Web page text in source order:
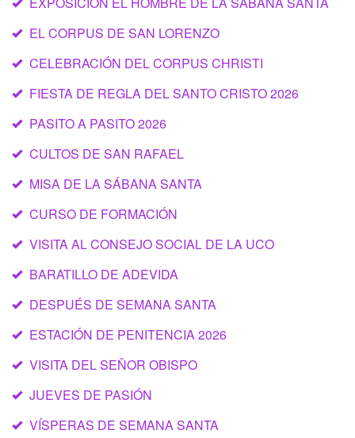
EL CORPUS DE SAN LORENZO
CELEBRACIÓN DEL CORPUS CHRISTI
FIESTA DE REGLA DEL SANTO CRISTO 2026
PASITO A PASITO 2026
CULTOS DE SAN RAFAEL
MISA DE LA SÁBANA SANTA
CURSO DE FORMACIÓN
VISITA AL CONSEJO SOCIAL DE LA UCO
BARATILLO DE ADEVIDA
DESPUÉS DE SEMANA SANTA
ESTACIÓN DE PENITENCIA 2026
VISITA DEL SEÑOR OBISPO
JUEVES DE PASIÓN
VÍSPERAS DE SEMANA SANTA